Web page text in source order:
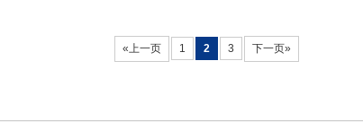
«上一页 1 2 3 下一页»